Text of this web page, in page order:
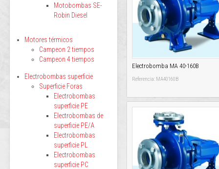
Electrobomba MA 40-160B
Referencia: MA40160B
Motobombas SE-
Robin Diesel
Motores térmicos
Campeon 2 tiempos
Campeon 4 tiempos
Electrobombas superficie
Superficie Foras
Electrobombas
superficie PE
Electrobombas de
superficie PE/A
Electrobombas
superficie PL
Electrobombas
superficie PC